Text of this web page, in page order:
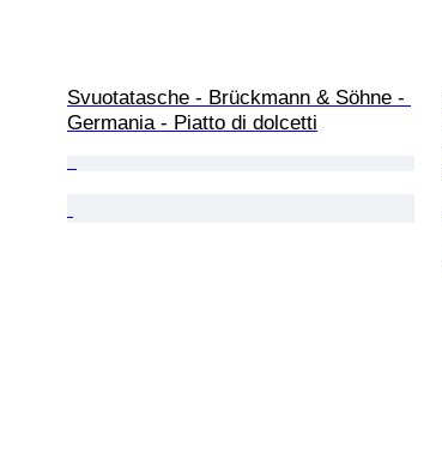
Svuotatasche - Brückmann & Söhne -
Germania - Piatto di dolcetti